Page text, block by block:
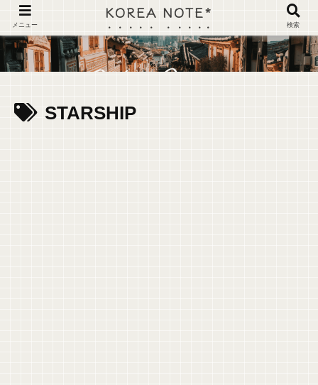
STARSHIP
メニュー
KOREA NOTE*
検索